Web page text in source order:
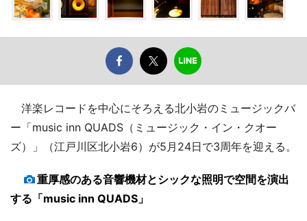
洋楽レコードを中心にそろえる北小岩のミュージックバ
ー「music inn QUADS（ミュージック・イン・クオー
ズ）」（江戸川区北小岩6）が5月24日で3周年を迎える。
重厚感のある音響機材とシックな照明で空間を演出
する「music inn QUADS」